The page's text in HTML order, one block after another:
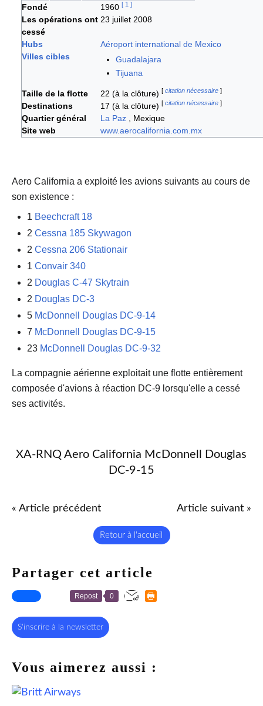
Fondé
1960 [ 1 ]
Les opérations ont
cessé
23 juillet 2008
Hubs
Aéroport international de Mexico
Villes cibles
Guadalajara
Tijuana
Taille de la flotte 22 (à la clôture) [ citation nécessaire ]
Destinations 17 (à la clôture) [ citation nécessaire ]
Quartier général La Paz , Mexique
Site web
www.aerocalifornia.com.mx
Aero California a exploité les avions suivants au cours de
son existence :
1 Beechcraft 18
2 Cessna 185 Skywagon
2 Cessna 206 Stationair
1 Convair 340
2 Douglas C-47 Skytrain
2 Douglas DC-3
5 McDonnell Douglas DC-9-14
7 McDonnell Douglas DC-9-15
23 McDonnell Douglas DC-9-32
La compagnie aérienne exploitait une flotte entièrement
composée d'avions à réaction DC-9 lorsqu'elle a cessé
ses activités.
XA-RNQ Aero California McDonnell Douglas
DC-9-15
« Article précédent Article suivant »
Retour à l'accueil
Partager cet article
Repost 0
S'inscrire à la newsletter
Vous aimerez aussi :